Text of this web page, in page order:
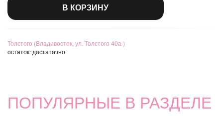
В КОРЗИНУ
Толстого (Владивосток, ул. Толстого 40а )
остаток: достаточно
ПОПУЛЯРНЫЕ В РАЗДЕЛЕ